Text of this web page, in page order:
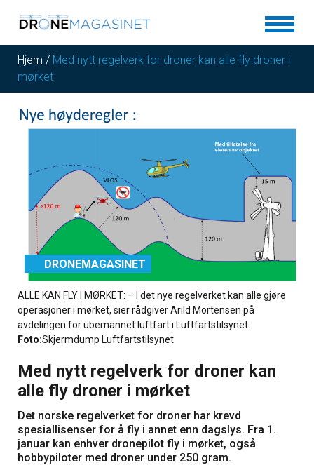
Hjem / Med nytt regelverk for droner kan alle fly droner i
mørket
DRONEMAGASINET
ALLE KAN FLY I MØRKET: – I det nye regelverket kan alle gjøre
operasjoner i mørket, sier rådgiver Arild Mortensen på
avdelingen for ubemannet luftfart i Luftfartstilsynet.
Foto:Skjermdump Luftfartstilsynet
Med nytt regelverk for droner kan
alle fly droner i mørket
Det norske regelverket for droner har krevd
spesiallisenser for å fly i annet enn dagslys. Fra 1.
januar kan enhver dronepilot fly i mørket, også
hobbypiloter med droner under 250 gram.